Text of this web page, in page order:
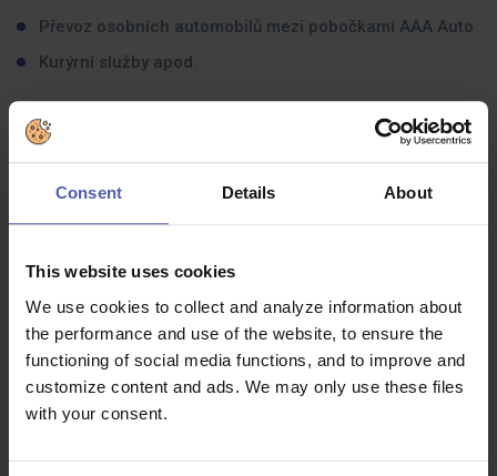
Consent Details About
This website uses cookies
We use cookies to collect and analyze information about
the performance and use of the website, to ensure the
functioning of social media functions, and to improve and
customize content and ads. We may only use these files
with your consent.
Převoz osobních automobilů mezi pobočkami AAA Auto
Kurýrní služby apod.
Jaké zkušenosti byste měli mít:
Co dostanete na oplátku:
Dlouhodobá brigáda
Pozice vhodná i pro seniory
140 Kč/hod